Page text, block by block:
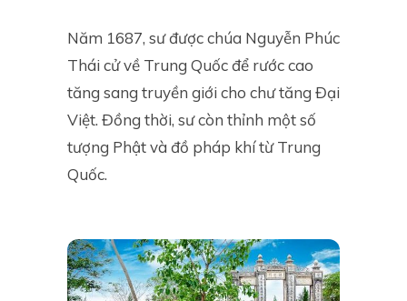
Năm 1687, sư được chúa Nguyễn Phúc
Thái cử về Trung Quốc để rước cao
tăng sang truyền giới cho chư tăng Đại
Việt. Đồng thời, sư còn thỉnh một số
tượng Phật và đồ pháp khí từ Trung
Quốc.